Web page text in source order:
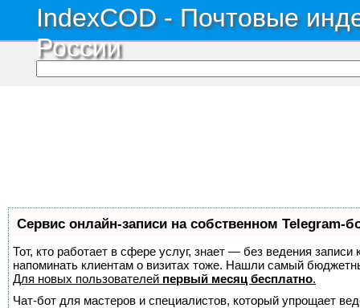
IndexCOD - Почтовые
России
Сервис онлайн-записи на собственном Telegram-
Тот, кто работает в сфере услуг, знает — без ведения
напоминать клиентам о визитах тоже. Нашли самый
Для новых пользователей первый месяц бесплатно.
Чат-бот для мастеров и специалистов, который упрощает